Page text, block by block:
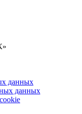
данных
данных